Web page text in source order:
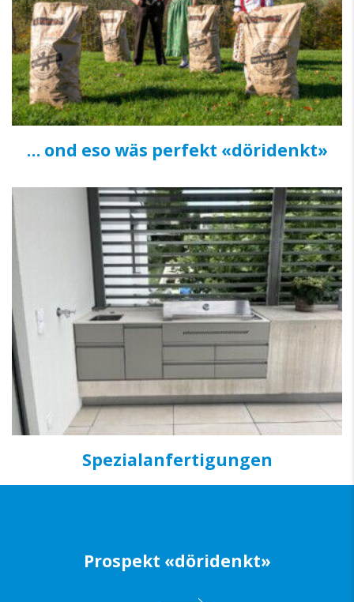
… ond eso wäs perfekt «döridenkt»
Spezialanfertigungen
Prospekt «döridenkt»